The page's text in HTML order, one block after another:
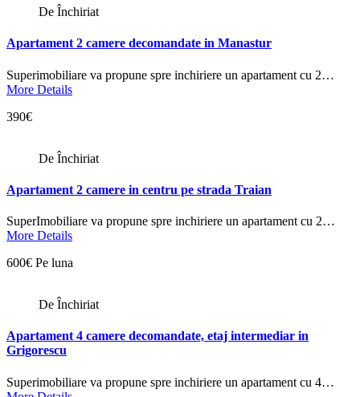
De Închiriat
Apartament 2 camere decomandate in Manastur
Superimobiliare va propune spre inchiriere un apartament cu 2…
More Details
390€
De Închiriat
Apartament 2 camere in centru pe strada Traian
SuperImobiliare va propune spre inchiriere un apartament cu 2…
More Details
600€ Pe luna
De Închiriat
Apartament 4 camere decomandate, etaj intermediar in
Grigorescu
Superimobiliare va propune spre inchiriere un apartament cu 4…